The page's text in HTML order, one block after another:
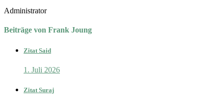
Administrator
Beiträge von Frank Joung
Zitat Said
1. Juli 2026
Zitat Suraj